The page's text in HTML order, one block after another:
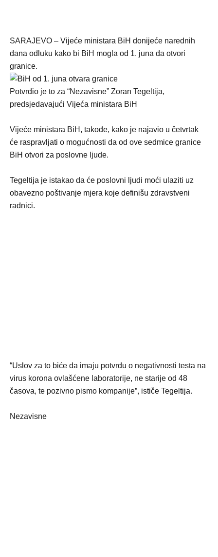
SARAJEVO – Vijeće ministara BiH donijeće narednih
dana odluku kako bi BiH mogla od 1. juna da otvori
granice.
Potvrdio je to za “Nezavisne” Zoran Tegeltija,
predsjedavajući Vijeća ministara BiH
Vijeće ministara BiH, takođe, kako je najavio u četvrtak
će raspravljati o mogućnosti da od ove sedmice granice
BiH otvori za poslovne ljude.
Tegeltija je istakao da će poslovni ljudi moći ulaziti uz
obavezno poštivanje mjera koje definišu zdravstveni
radnici.
“Uslov za to biće da imaju potvrdu o negativnosti testa na
virus korona ovlašćene laboratorije, ne starije od 48
časova, te pozivno pismo kompanije”, ističe Tegeltija.
Nezavisne